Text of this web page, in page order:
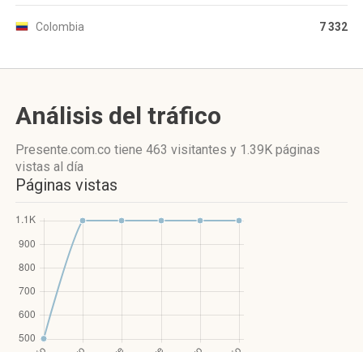
Colombia 7 332
Análisis del tráfico
Presente.com.co tiene 463 visitantes y 1.39K páginas
vistas al día
Páginas vistas